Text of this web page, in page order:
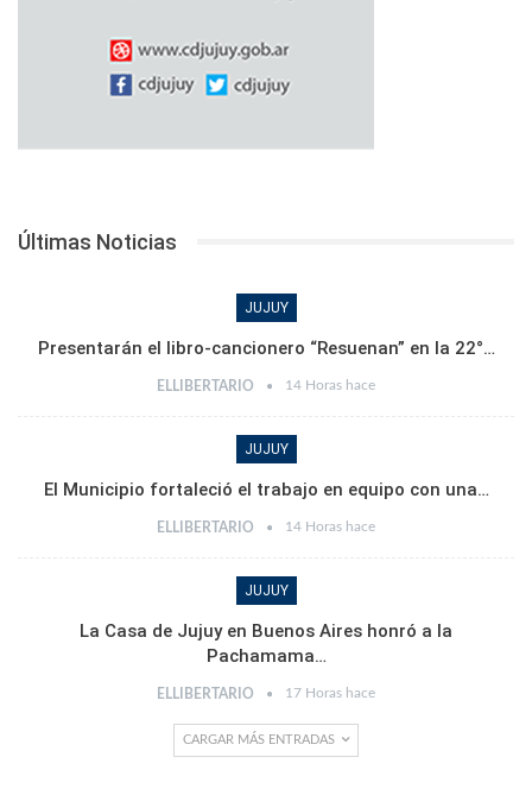
Últimas Noticias
JUJUY
Presentarán el libro-cancionero “Resuenan” en la 22°…
ELLIBERTARIO 14 Horas hace
JUJUY
El Municipio fortaleció el trabajo en equipo con una…
ELLIBERTARIO 14 Horas hace
JUJUY
La Casa de Jujuy en Buenos Aires honró a la
Pachamama…
ELLIBERTARIO 17 Horas hace
CARGAR MÁS ENTRADAS